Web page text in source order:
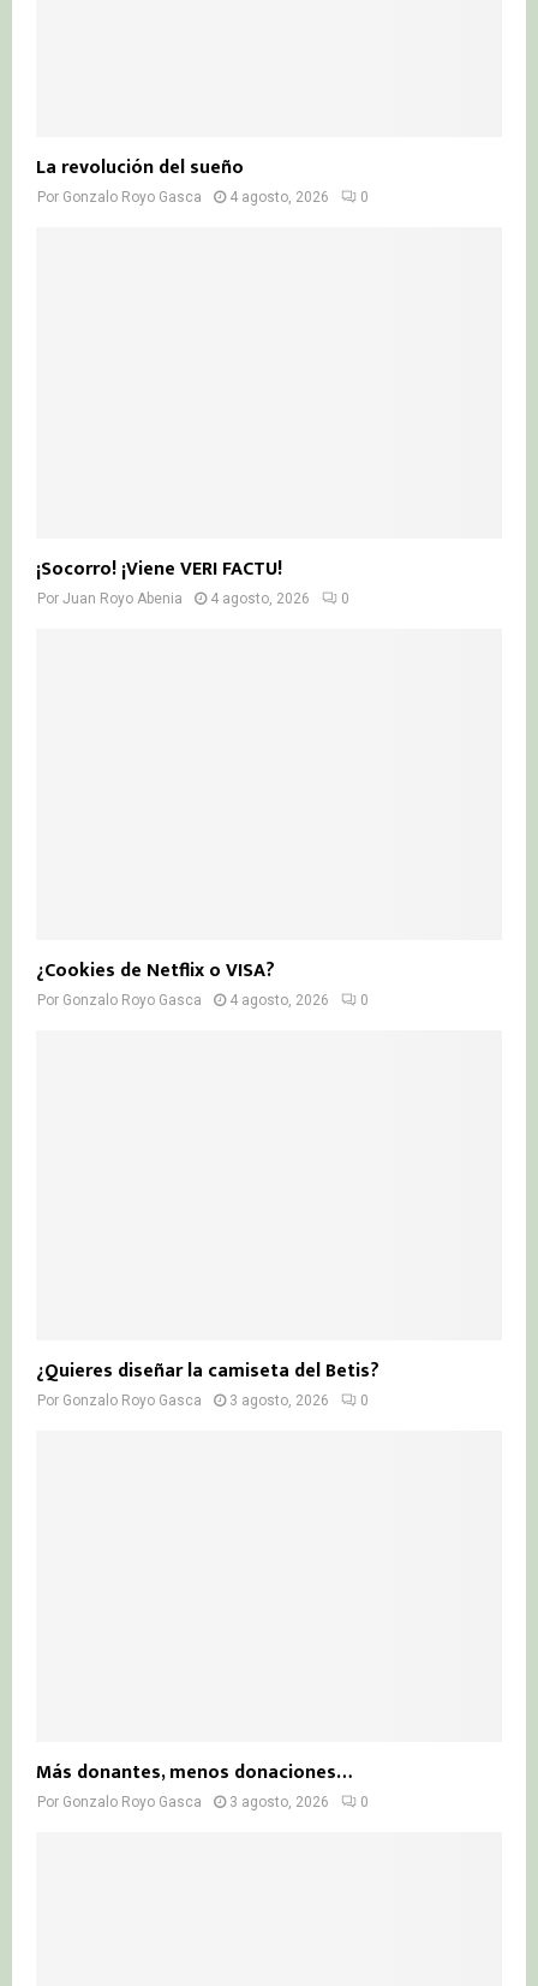
La revolución del sueño
Por Gonzalo Royo Gasca 4 agosto, 2026 0
¡Socorro! ¡Viene VERI FACTU!
Por Juan Royo Abenia 4 agosto, 2026 0
¿Cookies de Netflix o VISA?
Por Gonzalo Royo Gasca 4 agosto, 2026 0
¿Quieres diseñar la camiseta del Betis?
Por Gonzalo Royo Gasca 3 agosto, 2026 0
Más donantes, menos donaciones…
Por Gonzalo Royo Gasca 3 agosto, 2026 0